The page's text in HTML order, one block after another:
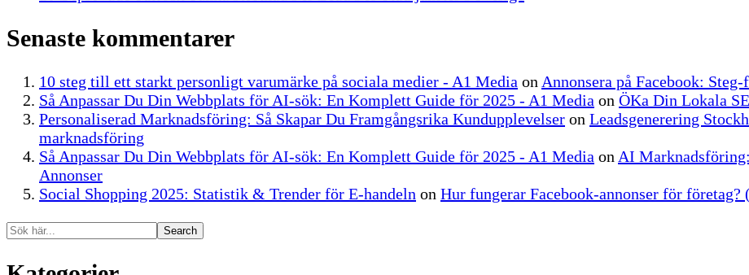
Senaste kommentarer
10 steg till ett starkt personligt varumärke på sociala medier - A1 Media on Annonsera på Facebook:
Så Anpassar Du Din Webbplats för AI-sök: En Komplett Guide för 2025 - A1 Media on ÖKa Din Lokala
Personaliserad Marknadsföring: Så Skapar Du Framgångsrika Kundupplevelser on Leadsgenerering
marknadsföring
Så Anpassar Du Din Webbplats för AI-sök: En Komplett Guide för 2025 - A1 Media on AI
Annonser
Social Shopping 2025: Statistik & Trender för E-handeln on Hur fungerar Facebook-annonser för
Search